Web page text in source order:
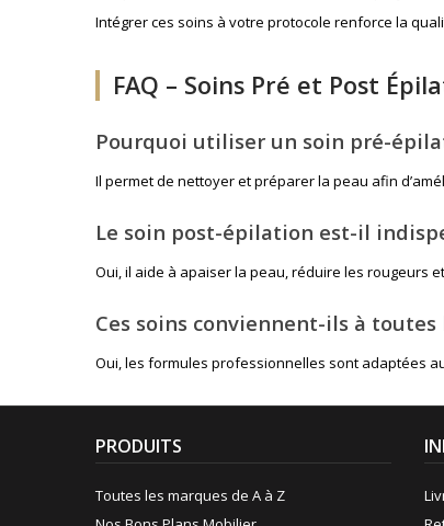
Intégrer ces soins à votre protocole renforce la
FAQ – Soins Pré et Post
Pourquoi utiliser un soin pré-
Il permet de nettoyer et préparer la peau afin
Le soin post-épilation est-il
Oui, il aide à apaiser la peau, réduire les rougeurs
Ces soins conviennent-ils à toutes
Oui, les formules professionnelles sont adaptées
PRODUITS
Toutes les marques de A à Z